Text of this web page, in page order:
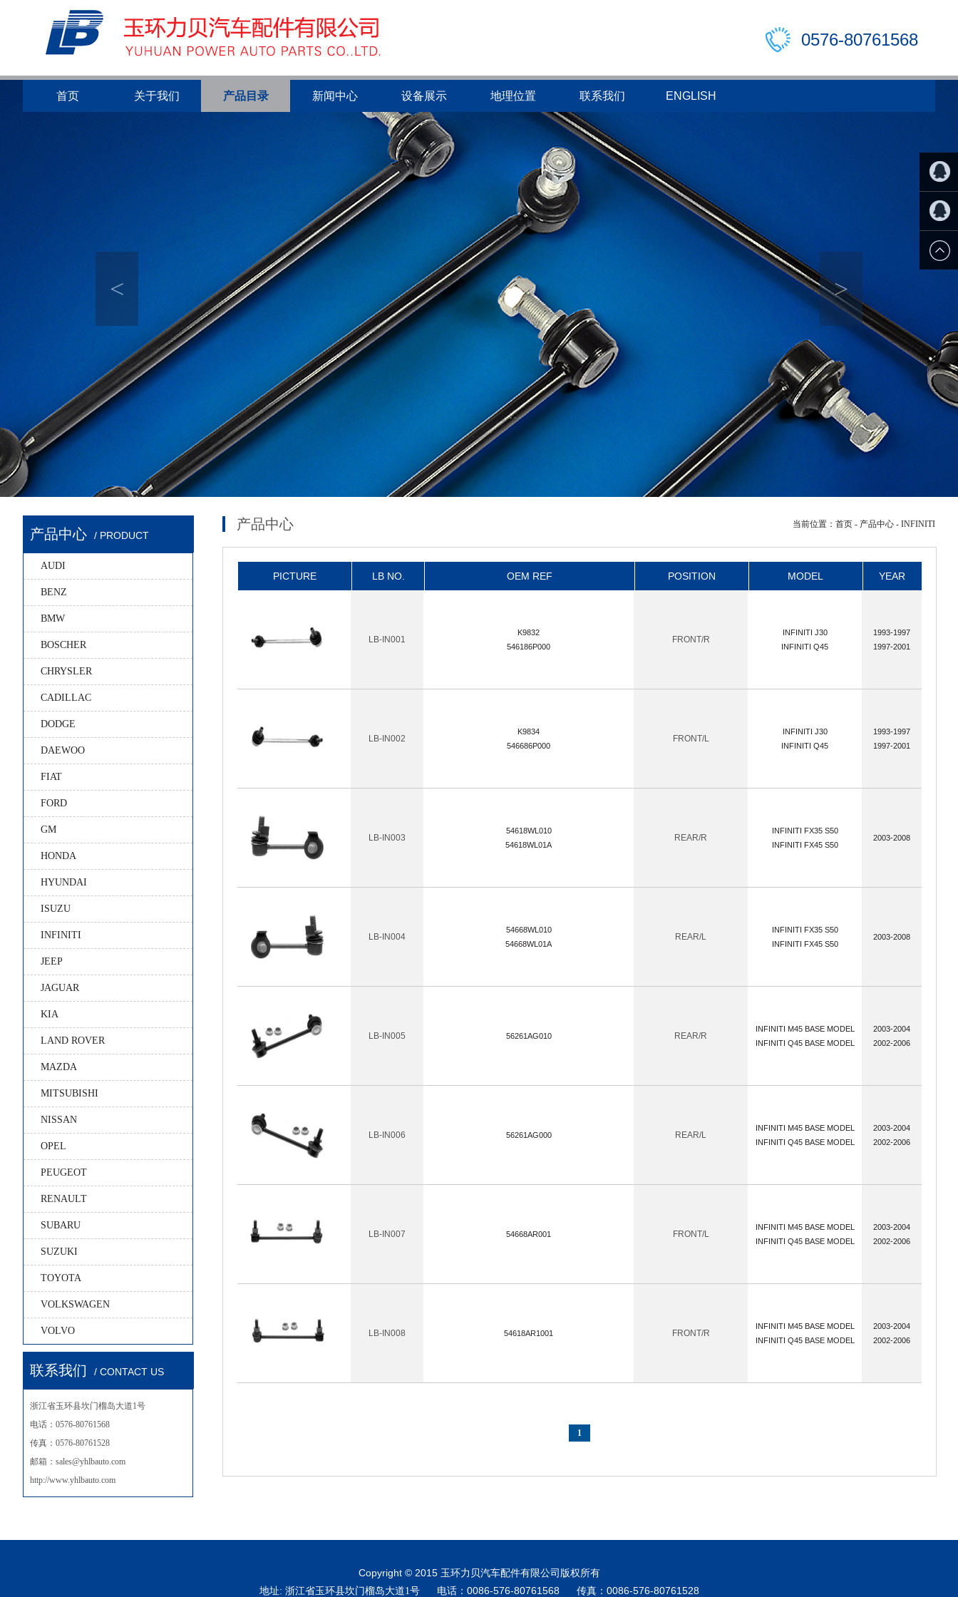
0576-80761568
首页 关于我们 产品目录 新闻中心 设备展示 地理位置 联系我们 ENGLISH
< >
产品中心 / PRODUCT
AUDI
BENZ
BMW
BOSCHER
CHRYSLER
CADILLAC
DODGE
DAEWOO
FIAT
FORD
GM
HONDA
HYUNDAI
ISUZU
INFINITI
JEEP
JAGUAR
KIA
LAND ROVER
MAZDA
MITSUBISHI
NISSAN
OPEL
PEUGEOT
RENAULT
SUBARU
SUZUKI
TOYOTA
VOLKSWAGEN
VOLVO
联系我们 / CONTACT US
浙江省玉环县坎门榴岛大道1号
电话：0576-80761568
传真：0576-80761528
邮箱：sales@yhlbauto.com
http://www.yhlbauto.com
产品中心 当前位置： 首页 - 产品中心 - INFINITI
PICTURE LB NO. OEM REF POSITION MODEL YEAR
LB-IN001
K9832
546186P000
FRONT/R
INFINITI J30
INFINITI Q45
1993-1997
1997-2001
LB-IN002
K9834
546686P000
FRONT/L
INFINITI J30
INFINITI Q45
1993-1997
1997-2001
LB-IN003
54618WL010
54618WL01A
REAR/R
INFINITI FX35 S50
INFINITI FX45 S50
2003-2008
LB-IN004
54668WL010
54668WL01A
REAR/L
INFINITI FX35 S50
INFINITI FX45 S50
2003-2008
LB-IN005 56261AG010 REAR/R
INFINITI M45 BASE MODEL
INFINITI Q45 BASE MODEL
2003-2004
2002-2006
LB-IN006 56261AG000 REAR/L
INFINITI M45 BASE MODEL
INFINITI Q45 BASE MODEL
2003-2004
2002-2006
LB-IN007 54668AR001 FRONT/L
INFINITI M45 BASE MODEL
INFINITI Q45 BASE MODEL
2003-2004
2002-2006
LB-IN008 54618AR1001 FRONT/R
INFINITI M45 BASE MODEL
INFINITI Q45 BASE MODEL
2003-2004
2002-2006
1
Copyright © 2015玉环力贝汽车配件有限公司版权所有
地址: 浙江省玉环县坎门榴岛大道1号 电话： 0086-576-80761568传真： 0086-576-80761528